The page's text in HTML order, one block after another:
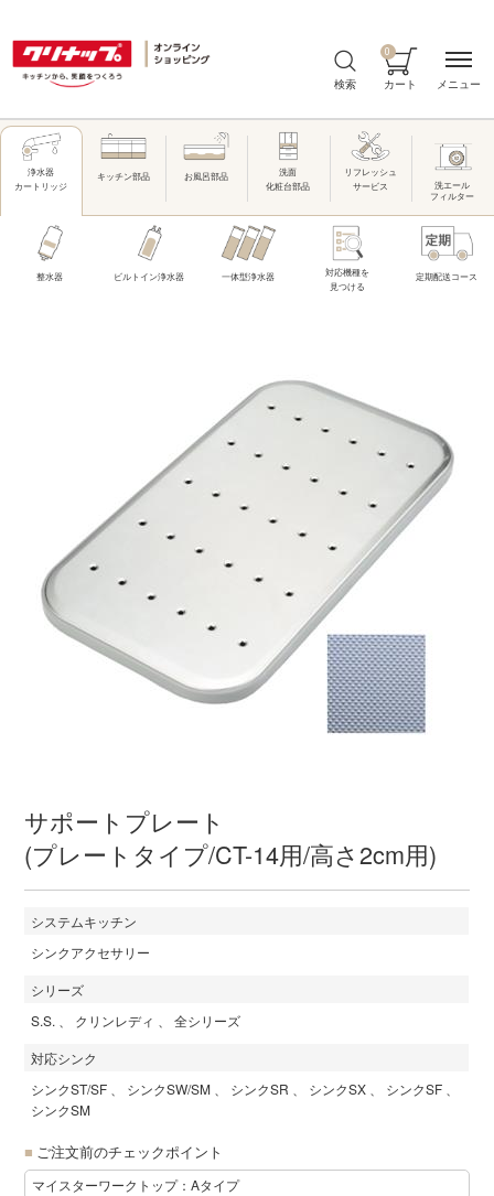
検索 カート
0
浄水器
カートリッジ
キッチン部品 お風呂部品
洗面
化粧台部品
リフレッシュ
サービス
洗エール
フィルター
整水器 ビルトイン浄水器 一体型浄水器
対応機種を
見つける
定期配送コース
サポートプレート
(プレートタイプ/CT-14用/高さ2cm用)
システムキッチン
シンクアクセサリー
シリーズ
S.S.
クリンレディ 全シリーズ
対応シンク
シンクST/SF
シンクSW/SM シンクSR シンクSX
シンクSF
シンクSM
ご注文前のチェックポイント
マイスターワークトップ：Aタイプ
メニュー